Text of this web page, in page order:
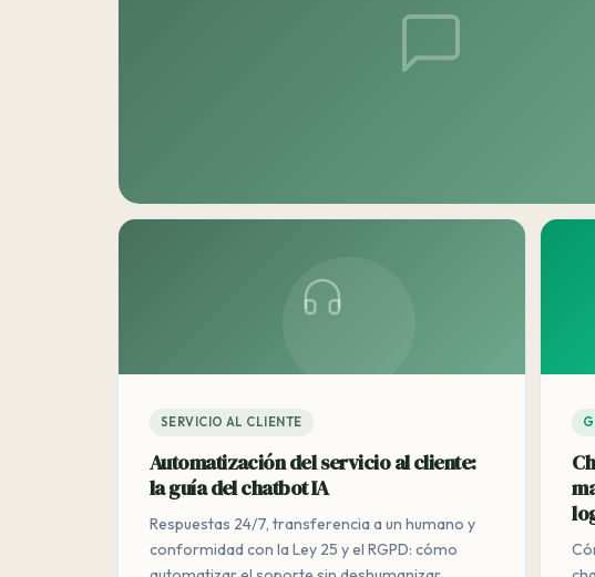
SERVICIO AL CLIENTE
Automatización del servicio al cliente:
la guía del chatbot IA
Respuestas 24/7, transferencia a un humano y
conformidad con la Ley 25 y el RGPD: cómo